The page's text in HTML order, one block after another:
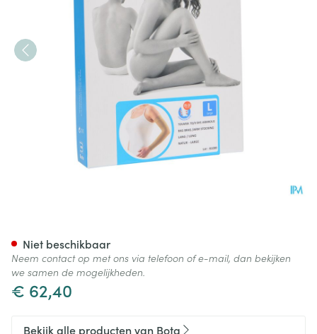
€ 62,40
Niet beschikbaar
Neem contact op met ons via telefoon of e-mail, dan bekijken
we samen de mogelijkheden.
Bekijk alle producten van Bota